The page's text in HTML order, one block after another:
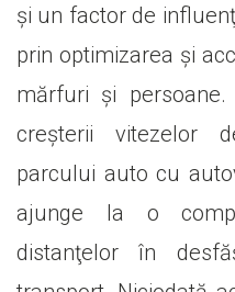
şi un factor de
prin optimizarea şi
mărfuri şi
creşterii vitezelor
parcului auto cu
ajunge la o
distanţelor în